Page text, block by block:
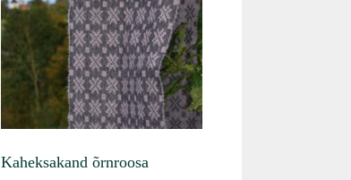
Kaheksakand õrnroosa